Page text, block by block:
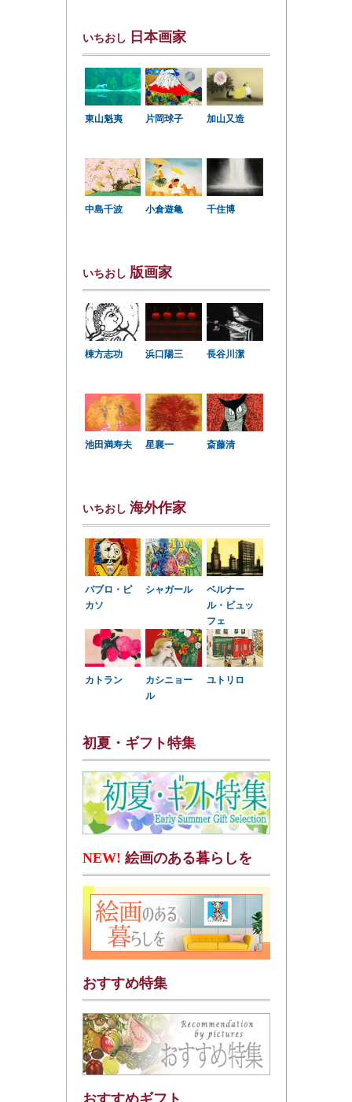
いちおし 日本画家
東山魁夷 片岡球子 加山又造
中島千波 小倉遊亀 千住博
いちおし 版画家
棟方志功 浜口陽三 長谷川潔
池田満寿夫 星襄一 斎藤清
いちおし 海外作家
パブロ・ピ
カソ
シャガール
ベルナー
ル・ビュッ
フェ
カトラン
カシニョー
ル
ユトリロ
初夏・ギフト特集
NEW! 絵画のある暮らしを
おすすめ特集